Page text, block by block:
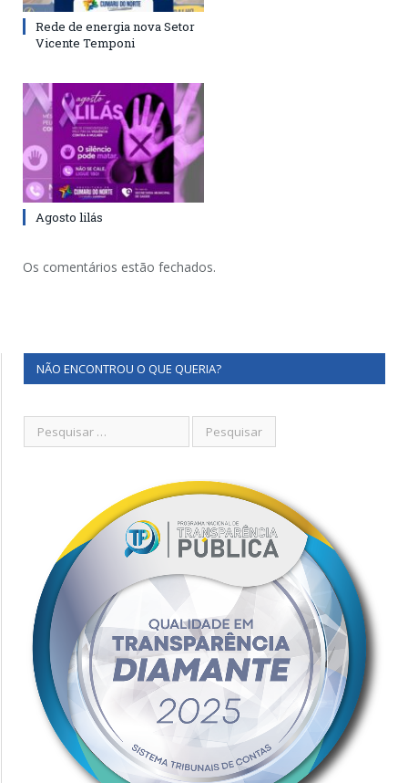
Rede de energia nova Setor
Vicente Temponi
Agosto lilás
Os comentários estão fechados.
NÃO ENCONTROU O QUE QUERIA?